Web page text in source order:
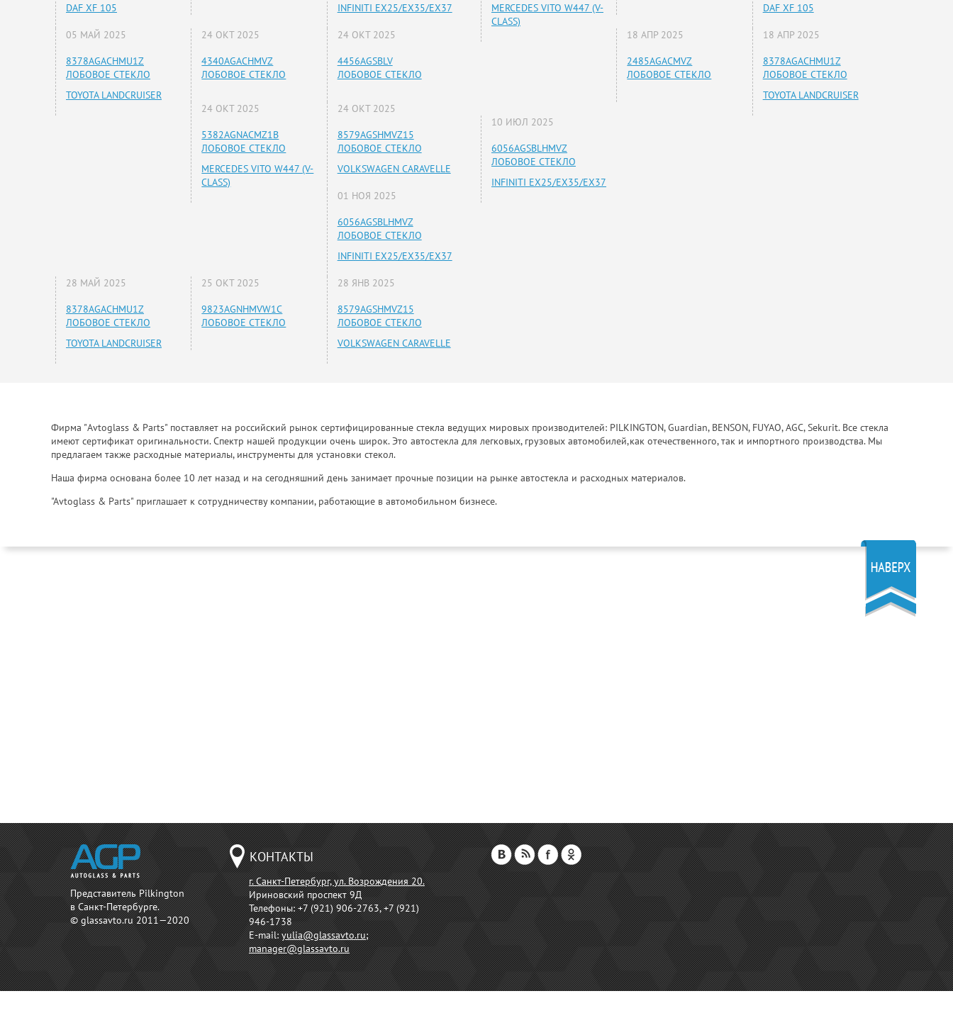
DAF XF 105
INFINITI EX25/EX35/EX37
05 МАЙ 2025
8378AGACHMU1Z
ЛОБОВОЕ СТЕКЛО
TOYOTA LANDCRUISER
24 ОКТ 2025
4340AGACHMVZ
ЛОБОВОЕ СТЕКЛО
24 ОКТ 2025
4456AGSBLV
ЛОБОВОЕ СТЕКЛО
24 ОКТ 2025
5382AGNACMZ1B
ЛОБОВОЕ СТЕКЛО
MERCEDES VITO W447 (V-
CLASS)
24 ОКТ 2025
8579AGSHMVZ15
ЛОБОВОЕ СТЕКЛО
VOLKSWAGEN CARAVELLE
01 НОЯ 2025
6056AGSBLHMVZ
ЛОБОВОЕ СТЕКЛО
INFINITI EX25/EX35/EX37
28 МАЙ 2025
8378AGACHMU1Z
ЛОБОВОЕ СТЕКЛО
TOYOTA LANDCRUISER
25 ОКТ 2025
9823AGNHMVW1C
ЛОБОВОЕ СТЕКЛО
28 ЯНВ 2025
8579AGSHMVZ15
ЛОБОВОЕ СТЕКЛО
VOLKSWAGEN CARAVELLE
MERCEDES VITO W447 (V-
CLASS)
DAF XF 105
18 АПР 2025
2485AGACMVZ
ЛОБОВОЕ СТЕКЛО
18 АПР 2025
8378AGACHMU1Z
ЛОБОВОЕ СТЕКЛО
TOYOTA LANDCRUISER
10 ИЮЛ 2025
6056AGSBLHMVZ
ЛОБОВОЕ СТЕКЛО
INFINITI EX25/EX35/EX37
Фирма "Avtoglass & Parts" поставляет на российский рынок сертифицированные стекла ведущих мировых производителей: PILKINGTON, Guardian, BENSON, FUYAO, AGC, Sekurit. Все стекла
имеют сертификат оригинальности. Спектр нашей продукции очень широк. Это автостекла для легковых, грузовых автомобилей,как отечественного, так и импортного производства. Мы
предлагаем также расходные материалы, инструменты для установки стекол.
Наша фирма основана более 10 лет назад и на сегодняшний день занимает прочные позиции на рынке автостекла и расходных материалов.
"Avtoglass & Parts" приглашает к сотрудничеству компании, работающие в автомобильном бизнесе.
Представитель Pilkington
в Санкт-Петербурге.
© glassavto.ru 2011—2020
КОНТАКТЫ
г. Санкт-Петербург, ул. Возрождения 20.
Ириновский проспект 9Д
Телефоны:+7 (921) 906-2763, +7 (921)
946-1738
E-mail:yulia@glassavto.ru;
manager@glassavto.ru